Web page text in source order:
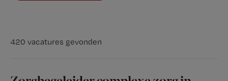
420 vacatures gevonden